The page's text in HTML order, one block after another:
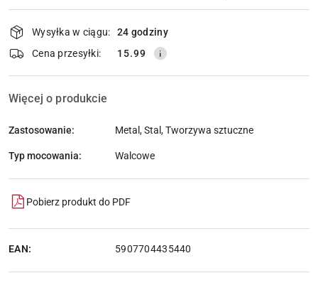
Wyślij
Dostępność
i
dostawa
Wysyłka w ciągu:
24 godziny
Cena przesyłki:
15.99
Więcej o produkcie
Zastosowanie: Metal, Stal, Tworzywa sztuczne
Typ mocowania: Walcowe
Pobierz produkt do PDF
EAN: 5907704435440